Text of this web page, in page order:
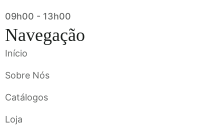
09h00 - 13h00
Navegação
Início
Sobre Nós
Catálogos
Loja